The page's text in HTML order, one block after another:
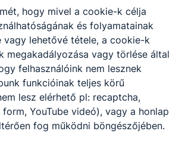
Impresszum
hogy mivel a cookie-k célja
és folyamatainak
vagy lehetővé tétele, a cookie-k
megakadályozása vagy törlése által
felhasználóink nem lesznek
funkcióinak teljes körű
lesz elérhető pl: recaptcha,
YouTube videó), vagy a honlap
fog működni böngészőjében.